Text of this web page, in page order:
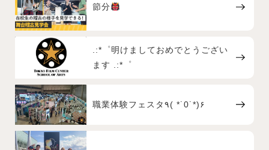
節分
.:*゜明けましておめでとうござい
ます .:*゜
職業体験フェスタ٩( *˙0˙*)۶